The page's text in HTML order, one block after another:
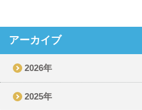
アーカイブ
2026年
2025年